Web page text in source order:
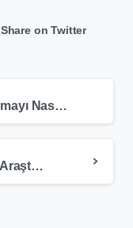
Share on Twitter
Yapay Zeka Resim Yapmayı Nasıl Öğrendi?
Derin Öğrenme Kök Hücre Araştırmalarının Geleceğini Şekillendirecek